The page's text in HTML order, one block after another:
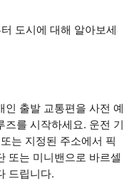
도시에 대해 알아보세
인 출발 교통편을 사전 예
즈를 시작하세요. 운전 기
는 지정된 주소에서 픽
또는 미니밴으로 바르셀
드립니다.